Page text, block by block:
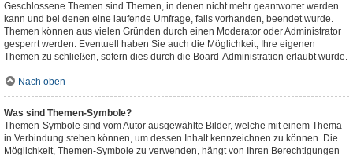
Geschlossene Themen sind Themen, in denen nicht mehr geantwortet werden
kann und bei denen eine laufende Umfrage, falls vorhanden, beendet wurde.
Themen können aus vielen Gründen durch einen Moderator oder Administrator
gesperrt werden. Eventuell haben Sie auch die Möglichkeit, Ihre eigenen
Themen zu schließen, sofern dies durch die Board-Administration erlaubt wurde.
Nach oben
Was sind Themen-Symbole?
Themen-Symbole sind vom Autor ausgewählte Bilder, welche mit einem Thema
in Verbindung stehen können, um dessen Inhalt kennzeichnen zu können. Die
Möglichkeit, Themen-Symbole zu verwenden, hängt von Ihren Berechtigungen